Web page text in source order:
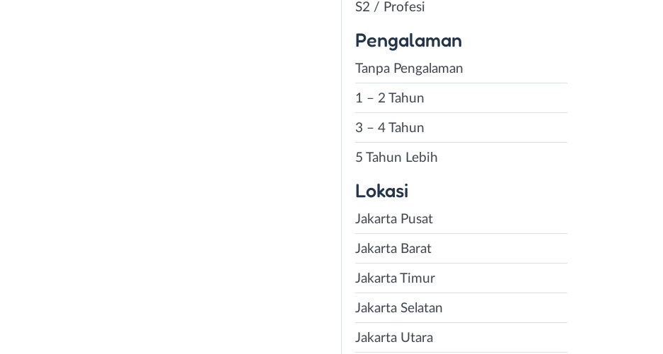
S2 / Profesi
Pengalaman
Tanpa Pengalaman
1 – 2 Tahun
3 – 4 Tahun
5 Tahun Lebih
Lokasi
Jakarta Pusat
Jakarta Barat
Jakarta Timur
Jakarta Selatan
Jakarta Utara